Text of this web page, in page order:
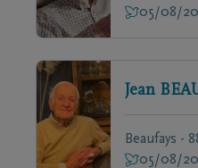
05/08/
Jean
Beaufays -
05/08/